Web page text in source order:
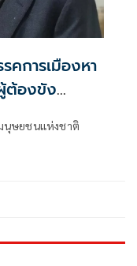
คการเมืองหา
ต้องขัง
นุษยชนแห่งชาติ